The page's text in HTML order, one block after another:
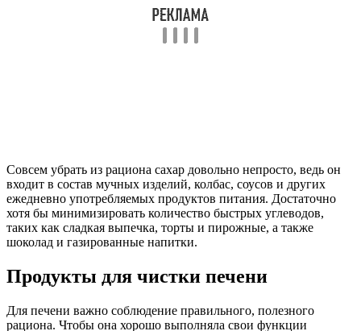
Совсем убрать из рациона сахар довольно непросто, ведь он
входит в состав мучных изделий, колбас, соусов и других
ежедневно употребляемых продуктов питания. Достаточно
хотя бы минимизировать количество быстрых углеводов,
таких как сладкая выпечка, торты и пирожные, а также
шоколад и газированные напитки.
Продукты для чистки печени
Для печени важно соблюдение правильного, полезного
рациона. Чтобы она хорошо выполняла свои функции